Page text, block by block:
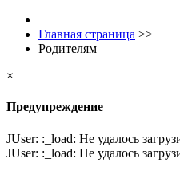
Главная страница >>
Родителям
×
Предупреждение
JUser: :_load: Не удалось
JUser: :_load: Не удалось